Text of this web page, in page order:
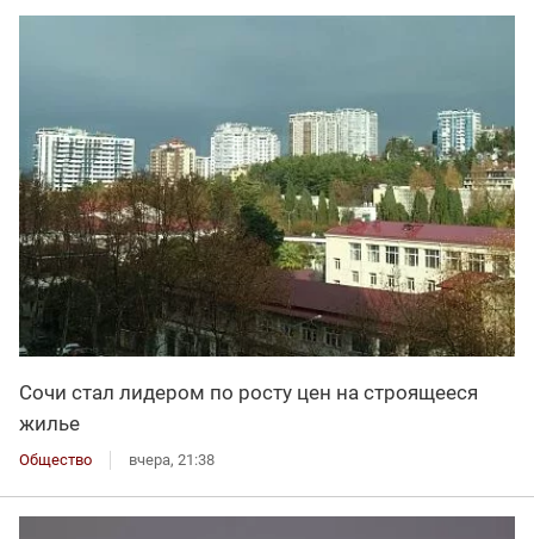
Сочи стал лидером по росту цен на строящееся
жилье
Общество вчера, 21:38